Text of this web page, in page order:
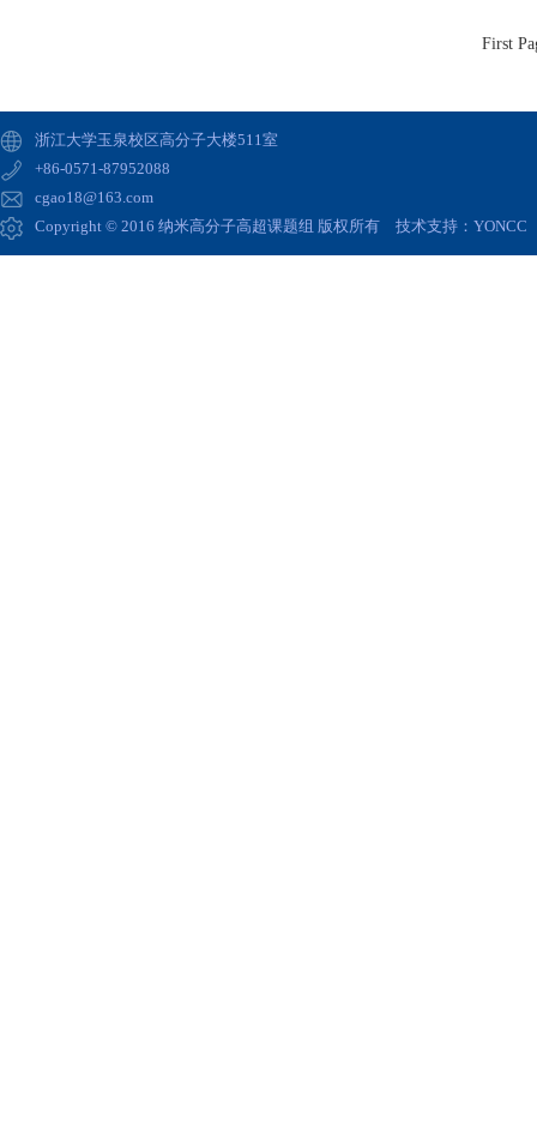
First
浙江大学玉泉校区高分子大楼511室
+86-0571-87952088
cgao18@163.com
Copyright © 2016 纳米高分子高超课题组 版权所有 技术支持： YONCC